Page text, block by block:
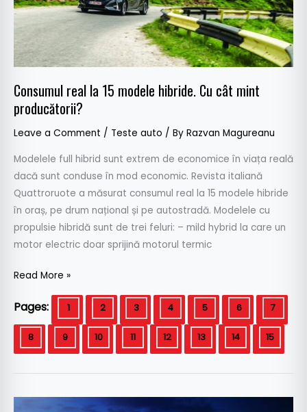
Consumul real la 15 modele hibride. Cu cât mint
producătorii?
Leave a Comment / Teste auto / By Razvan Magureanu
Modelele full hibrid sunt extrem de economice în viața reală
dacă sunt conduse în mod economic. Revista italiană
Quattroruote a măsurat consumul real la 15 modele hibride
în oraș, pe drum național și pe autostradă. Modelele cu
propulsie hibridă sunt de trei feluri: – mild hybrid la care un
motor electric doar sprijină motorul termic
cât
mint
producătorii?
Read More »
Pages: 1 2 3 4 5 6 7
8 9 10 11 12 13 14 15